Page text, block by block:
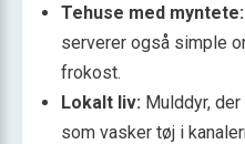
Tehuse med myntete:
serverer også simple
frokost.
Lokalt liv: Mulddyr,
som vasker tøj i